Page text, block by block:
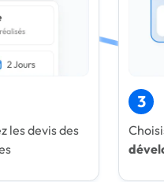
les devis des
3